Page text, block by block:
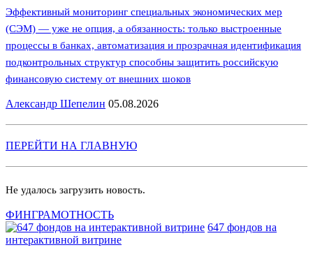
Эффективный мониторинг специальных экономических мер
(СЭМ) — уже не опция, а обязанность: только выстроенные
процессы в банках, автоматизация и прозрачная идентификация
подконтрольных структур способны защитить российскую
финансовую систему от внешних шоков
Александр Шепелин 05.08.2026
ПЕРЕЙТИ НА ГЛАВНУЮ
Не удалось загрузить новость.
ФИНГРАМОТНОСТЬ
647 фондов на
интерактивной витрине